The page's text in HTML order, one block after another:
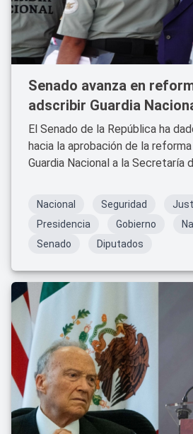
Senado avanza en
adscribir Guardia
El Senado de la República ha
hacia la aprobación de la
Guardia Nacional a la Secretaría
Nacional Seguridad
Presidencia
Gobierno
Senado
Diputados